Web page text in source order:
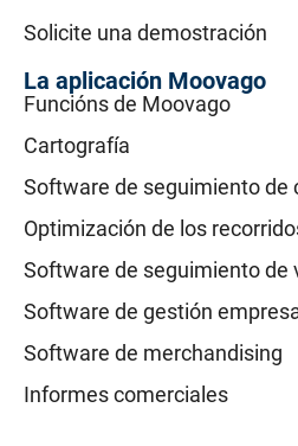
Solicite una demostración
La aplicación Moovago
Funcións de Moovago
Cartografía
Software de seguimiento de
Optimización de los
Software de seguimiento de
Software de gestión
Software de merchandising
Informes comerciales